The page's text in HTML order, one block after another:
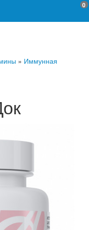
0
» Иммунная